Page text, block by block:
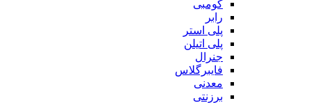
کومبی
رابر
پلی استر
پلی اتیلن
جنرال
فایبرگلاس
معدنی
برزنتی